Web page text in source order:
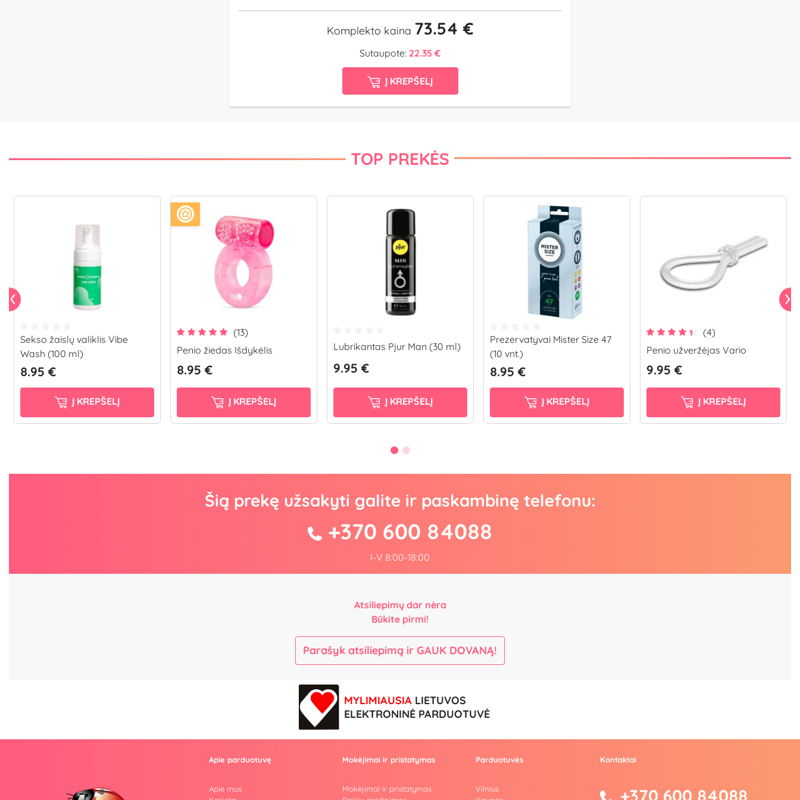
Komplekto kaina 73.54 €
Sutaupote: 22.35 €
Į KREPŠELĮ
TOP PREKĖS
Sekso žaislų valiklis Vibe
Wash (100 ml)
8.95 €
Į KREPŠELĮ
(13)
Penio žiedas Išdykėlis
8.95 €
Į KREPŠELĮ
Lubrikantas Pjur Man (30 ml)
9.95 €
Į KREPŠELĮ
Prezervatyvai Mister Size 47
(10 vnt.)
8.95 €
Į KREPŠELĮ
(4)
Penio užveržėjas Vario
9.95 €
Į KREPŠELĮ
Šią prekę užsakyti galite ir paskambinę telefonu:
+370 600 84088
I-V 8:00-18:00
Atsiliepimų dar nėra
Būkite pirmi!
Parašyk atsiliepimą ir GAUK DOVANĄ!
MYLIMIAUSIA LIETUVOS
ELEKTRONINĖ PARDUOTUVĖ
Apie parduotuvę
Apie mus
Mokėjimai ir pristatymas
Mokėjimai ir pristatymas
Parduotuvės
Vilnius
Kontaktai
+370 600 84088